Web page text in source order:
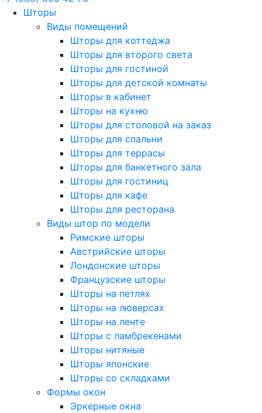
Шторы
Виды помещений
Шторы для коттеджа
Шторы для второго света
Шторы для гостиной
Шторы для детской комнаты
Шторы в кабинет
Шторы на кухню
Шторы для столовой на заказ
Шторы для спальни
Шторы для террасы
Шторы для банкетного зала
Шторы для гостиниц
Шторы для кафе
Шторы для ресторана
Виды штор по модели
Римские шторы
Австрийские шторы
Лондонские шторы
Французские шторы
Шторы на петлях
Шторы на люверсах
Шторы на ленте
Шторы с ламбрекенами
Шторы нитяные
Шторы японские
Шторы со складками
Формы окон
Эркерные окна